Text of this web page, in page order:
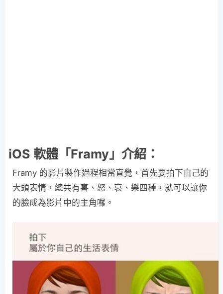
iOS 軟體「Framy」介紹：
Framy 的影片製作過程相當直覺，首先要拍下自己的
大頭表情，總共有喜、怒、哀、樂四種，就可以讓你
的臉成為影片中的主角囉。